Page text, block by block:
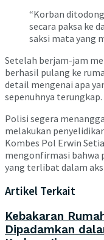
“Korban
secara paksa ke
saksi mata yang
Setelah berjam-jam
berhasil pulang ke
detail mengenai apa
sepenuhnya terungkap.
Polisi segera
melakukan
Kombes Pol Erwin
mengonfirmasi bahwa
yang terlibat dalam
Artikel Terkait
Kebakaran
Dipadamkan